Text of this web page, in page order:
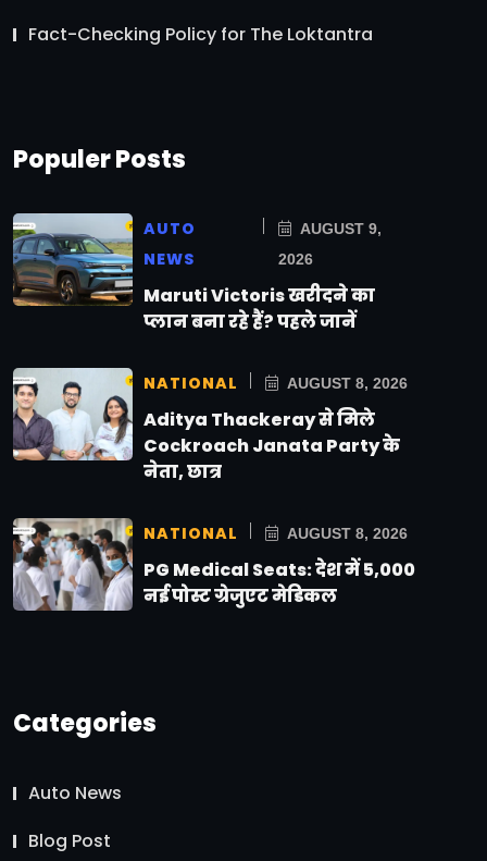
Fact-Checking Policy for The Loktantra
Populer Posts
AUTO
NEWS
AUGUST 9,
2026
Maruti Victoris खरीदने का
प्लान बना रहे हैं? पहले जानें
NATIONAL AUGUST 8, 2026
Aditya Thackeray से मिले
Cockroach Janata Party के
नेता, छात्र
NATIONAL AUGUST 8, 2026
PG Medical Seats: देश में 5,000
नई पोस्ट ग्रेजुएट मेडिकल
Categories
Auto News
Blog Post